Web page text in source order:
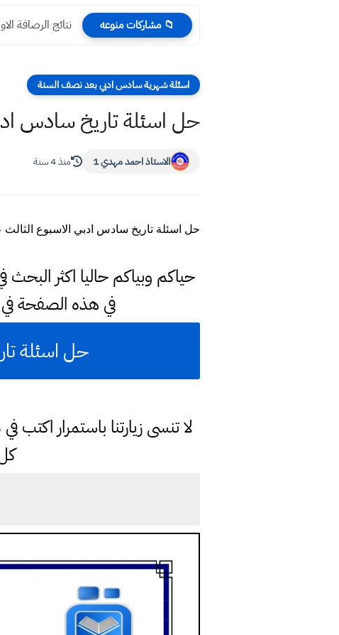
📁 مشاركات منوعه نتائج الرصافة الاولى
اسئلة شهرية سادس ادبي بعد نصف السنة
حل اسئلة تاريخ سادس
الاستاذ احمد مهدي 1 منذ 4 سنة
حل اسئلة تاريخ سادس ادبي الاسبوع الثالث
حياكم وبياكم حاليا اكثر
في هذه الصفحة
حل اسئلة
لا تنسى زيارتنا باستمرار